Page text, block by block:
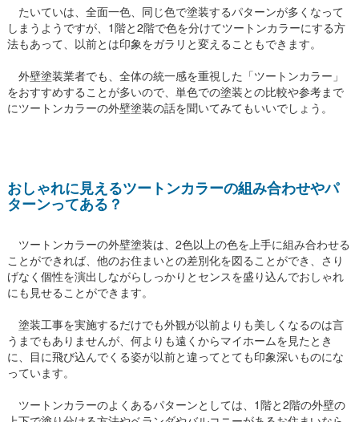
たいていは、全面一色、同じ色で塗装するパターンが多くなって
しまうようですが、1階と2階で色を分けてツートンカラーにする方
法もあって、以前とは印象をガラリと変えることもできます。
外壁塗装業者でも、全体の統一感を重視した「ツートンカラー」
をおすすめすることが多いので、単色での塗装との比較や参考まで
にツートンカラーの外壁塗装の話を聞いてみてもいいでしょう。
おしゃれに見えるツートンカラーの組み合わせやパ
ターンってある？
ツートンカラーの外壁塗装は、2色以上の色を上手に組み合わせる
ことができれば、他のお住まいとの差別化を図ることができ、さり
げなく個性を演出しながらしっかりとセンスを盛り込んでおしゃれ
にも見せることができます。
塗装工事を実施するだけでも外観が以前よりも美しくなるのは言
うまでもありませんが、何よりも遠くからマイホームを見たとき
に、目に飛び込んでくる姿が以前と違ってとても印象深いものにな
っています。
ツートンカラーのよくあるパターンとしては、1階と2階の外壁の